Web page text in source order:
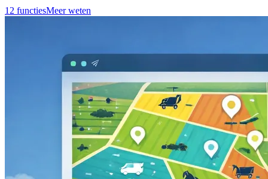
12 functiesMeer weten